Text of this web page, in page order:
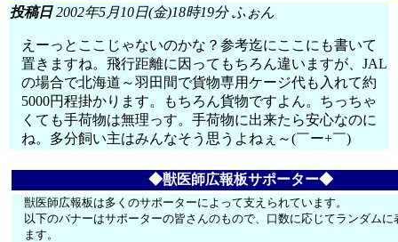
投稿日2002年5月10日(金)18時19分 ふぉん
えーっとここじゃないのかな？参考迄にここにも書いて
置きますね。飛行距離に因ってもちろん違いますが、JAL
の場合で北海道～羽田間で貨物専用ケージ代も入れて約
5000円程掛かります。もちろん貨物ですよん。ちっちゃ
くても手荷物は無理っす。手荷物に出来たら安心なのに
ね。多分飼い主はみんなそう思うよねぇ～(￣ー+￣)
◆獣医師広報板サポーター◆
獣医師広報板は多くのサポーターによって支えられています。
以下のバナーはサポーターの皆さんのもので、口数に応じてランダムに
ます。